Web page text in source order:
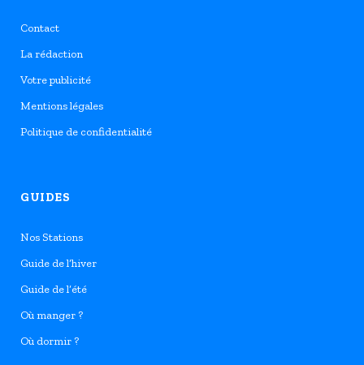
Contact
La rédaction
Votre publicité
Mentions légales
Politique de confidentialité
GUIDES
Nos Stations
Guide de l’hiver
Guide de l’été
Où manger ?
Où dormir ?